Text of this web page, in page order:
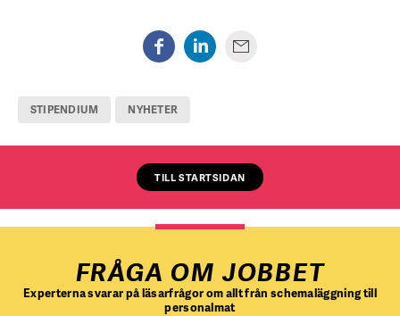
STIPENDIUM NYHETER
TILL STARTSIDAN
FRÅGA OM JOBBET
Experterna svarar på läsarfrågor om allt från schemaläggning till
personalmat